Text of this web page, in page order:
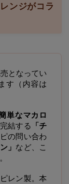
ンジがコラ
となってい
す（内容は
単なマカロ
結する
「チ
ピの問い合わ
」 など、こ
レン製。本